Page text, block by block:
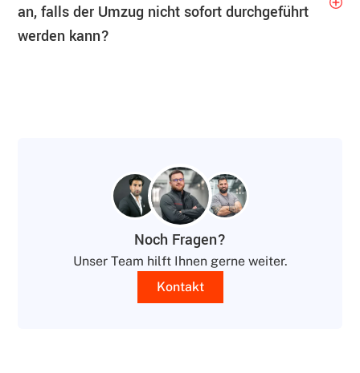
an, falls der Umzug nicht sofort durchgeführt
werden kann?
Noch Fragen?
Unser Team hilft Ihnen gerne weiter.
Kontakt